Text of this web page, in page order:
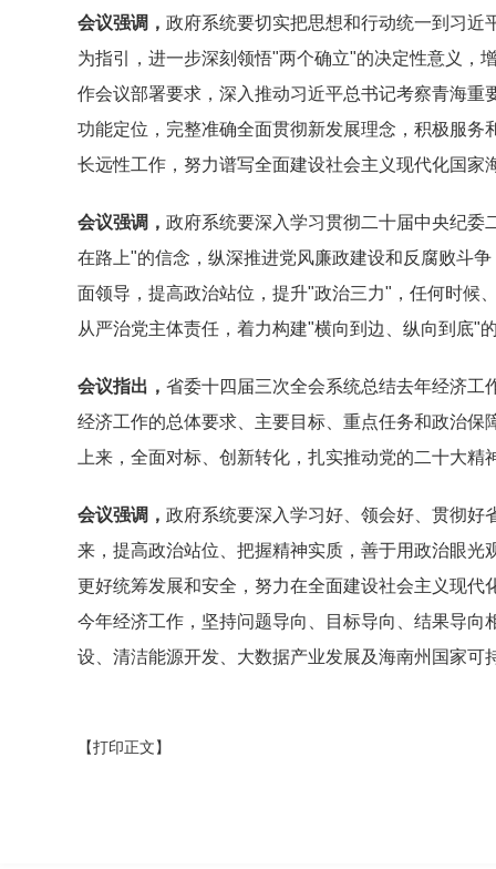
会议强调， 政府系统要切实把思想和行动统一到习近
为指引，进一步深刻领悟"两个确立"的决定性意义，
作会议部署要求，深入推动习近平总书记考察青海
功能定位，完整准确全面贯彻新发展理念，积极服
长远性工作，努力谱写全面建设社会主义现代化国家
会议强调， 政府系统要深入学习贯彻二十届中央纪
在路上"的信念，纵深推进党风廉政建设和反腐败斗
面领导，提高政治站位，提升"政治三力"，任何时候
从严治党主体责任，着力构建"横向到边、纵向到底"
会议指出， 省委十四届三次全会系统总结去年经济工
经济工作的总体要求、主要目标、重点任务和政治
上来，全面对标、创新转化，扎实推动党的二十大
会议强调， 政府系统要深入学习好、领会好、贯彻好
来，提高政治站位、把握精神实质，善于用政治眼
更好统筹发展和安全，努力在全面建设社会主义现
今年经济工作，坚持问题导向、目标导向、结果导
设、清洁能源开发、大数据产业发展及海南州国家
【打印正文】